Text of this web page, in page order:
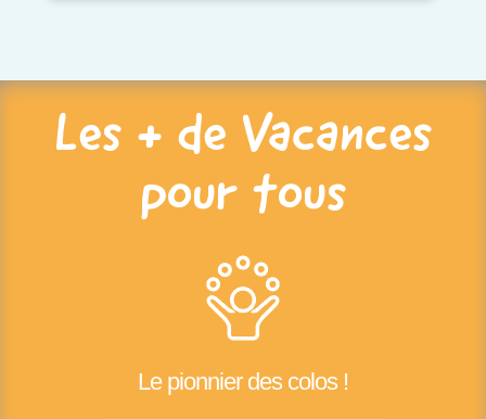
Les + de Vacances
pour tous
Le pionnier des colos !